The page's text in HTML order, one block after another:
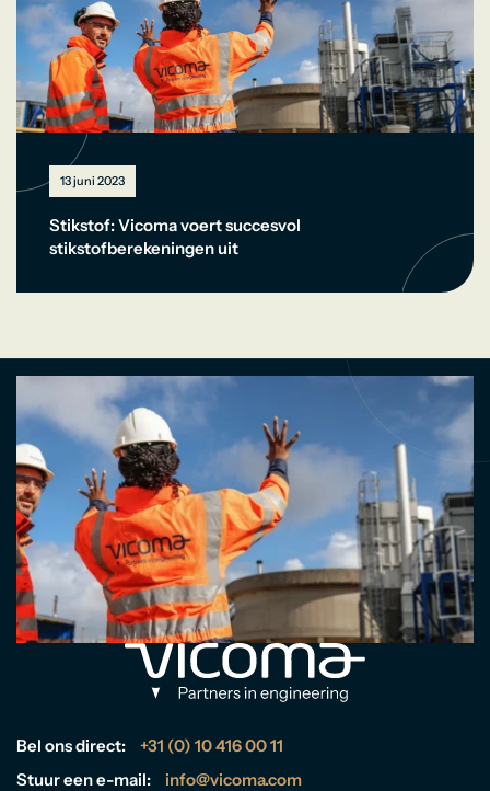
13 juni 2023
Stikstof: Vicoma voert succesvol
stikstofberekeningen uit
Bel ons direct:
+31 (0) 10 416 00 11
Stuur een e-mail:
info@vicoma.com